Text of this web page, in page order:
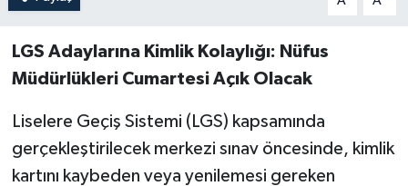
LGS Adaylarına Kimlik Kolaylığı: Nüfus
Müdürlükleri Cumartesi Açık Olacak
Liselere Geçiş Sistemi (LGS) kapsamında
gerçekleştirilecek merkezi sınav öncesinde, kimlik
kartını kaybeden veya yenilemesi gereken